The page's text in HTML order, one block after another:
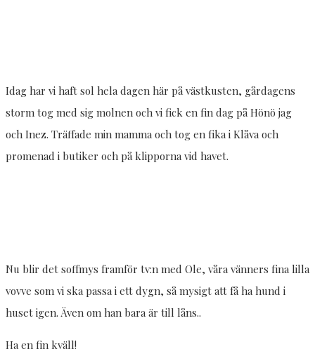
Idag har vi haft sol hela dagen här på västkusten, gårdagens
storm tog med sig molnen och vi fick en fin dag på Hönö jag
och Inez. Träffade min mamma och tog en fika i Klåva och
promenad i butiker och på klipporna vid havet.
Nu blir det soffmys framför tv:n med Ole, våra vänners fina lilla
vovve som vi ska passa i ett dygn, så mysigt att få ha hund i
huset igen. Även om han bara är till låns..
Ha en fin kväll!